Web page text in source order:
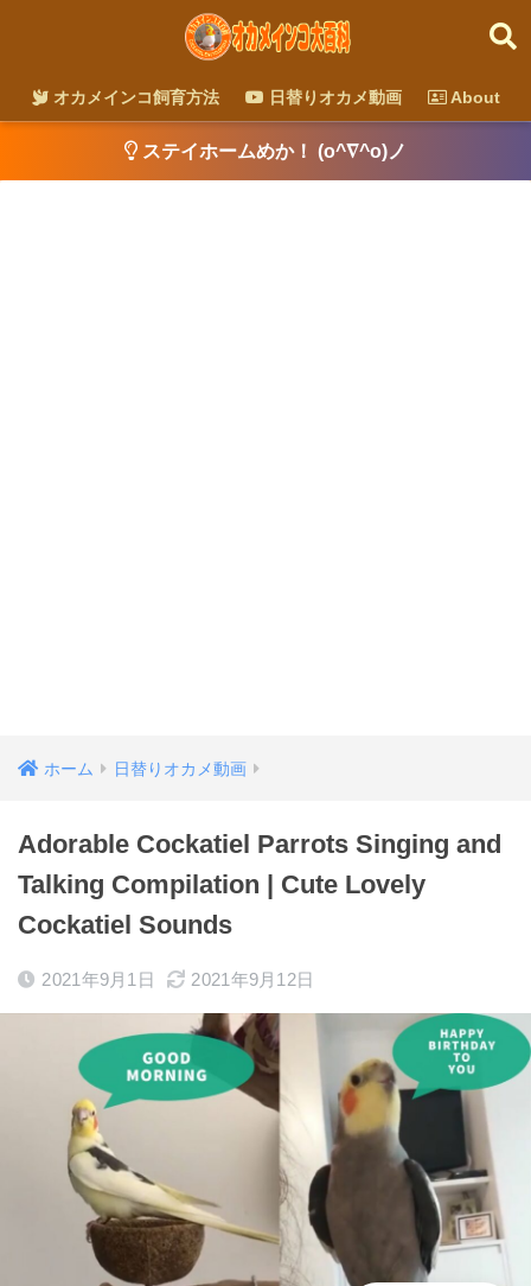
オカメインコ飼育方法 日替りオカメ動画 About
ステイホームめか！ (o^∇^o)ノ
ホーム 日替りオカメ動画
Adorable Cockatiel Parrots Singing and
Talking Compilation | Cute Lovely
Cockatiel Sounds
2021年9月1日 2021年9月12日